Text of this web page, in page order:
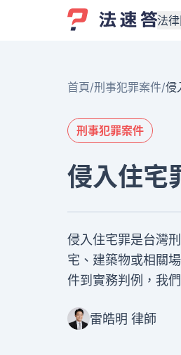
法
勞資關
債務與
交通事
刑事犯
首頁/刑事犯罪案件/侵
刑事犯罪案件
侵入住宅
侵入住宅罪是台灣
宅、建築物或相關
件到實務判例，我
雷皓明 律師